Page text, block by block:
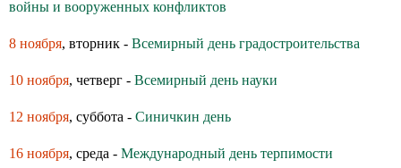
войны и вооруженных конфликтов
8 ноября, вторник - Всемирный день градостроительства
10 ноября, четверг - Всемирный день науки
12 ноября, суббота - Синичкин день
16 ноября, среда - Международный день терпимости